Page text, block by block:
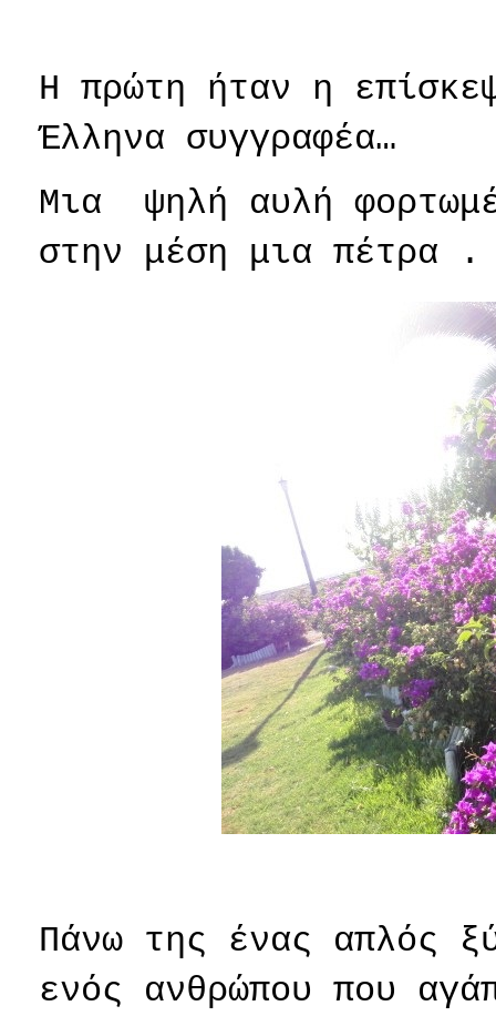
Η πρώτη ήταν η
Έλληνα συγγραφέα…
Μια
ψηλή αυλή
στην μέση μια πέτρα .
Πάνω της ένας απλός
ενός ανθρώπου που